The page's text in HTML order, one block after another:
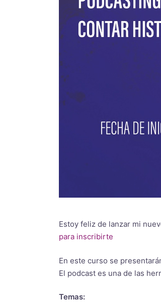
Estoy feliz de lanzar mi
para inscribirte
En este curso se
El podcast es una de las
Temas: